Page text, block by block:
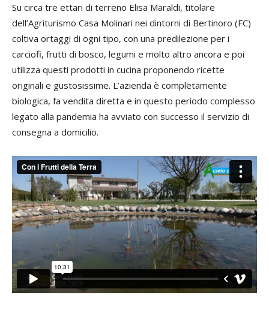
Su circa tre ettari di terreno Elisa Maraldi, titolare
dell’Agriturismo Casa Molinari nei dintorni di Bertinoro (FC)
coltiva ortaggi di ogni tipo, con una predilezione per i
carciofi, frutti di bosco, legumi e molto altro ancora e poi
utilizza questi prodotti in cucina proponendo ricette
originali e gustosissime. L’azienda è completamente
biologica, fa vendita diretta e in questo periodo complesso
legato alla pandemia ha avviato con successo il servizio di
consegna a domicilio.